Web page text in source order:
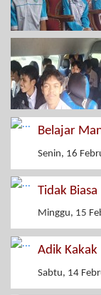
Belajar
Senin, 16
Tidak Biasa
Minggu, 15
Adik Kakak
Sabtu, 14